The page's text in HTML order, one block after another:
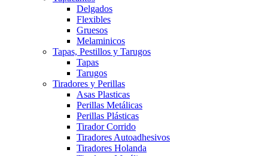
Delgados
Flexibles
Gruesos
Melaminicos
Tapas, Pestillos y Tarugos
Tapas
Tarugos
Tiradores y Perillas
Asas Plasticas
Perillas Metálicas
Perillas Plásticas
Tirador Corrido
Tiradores Autoadhesivos
Tiradores Holanda